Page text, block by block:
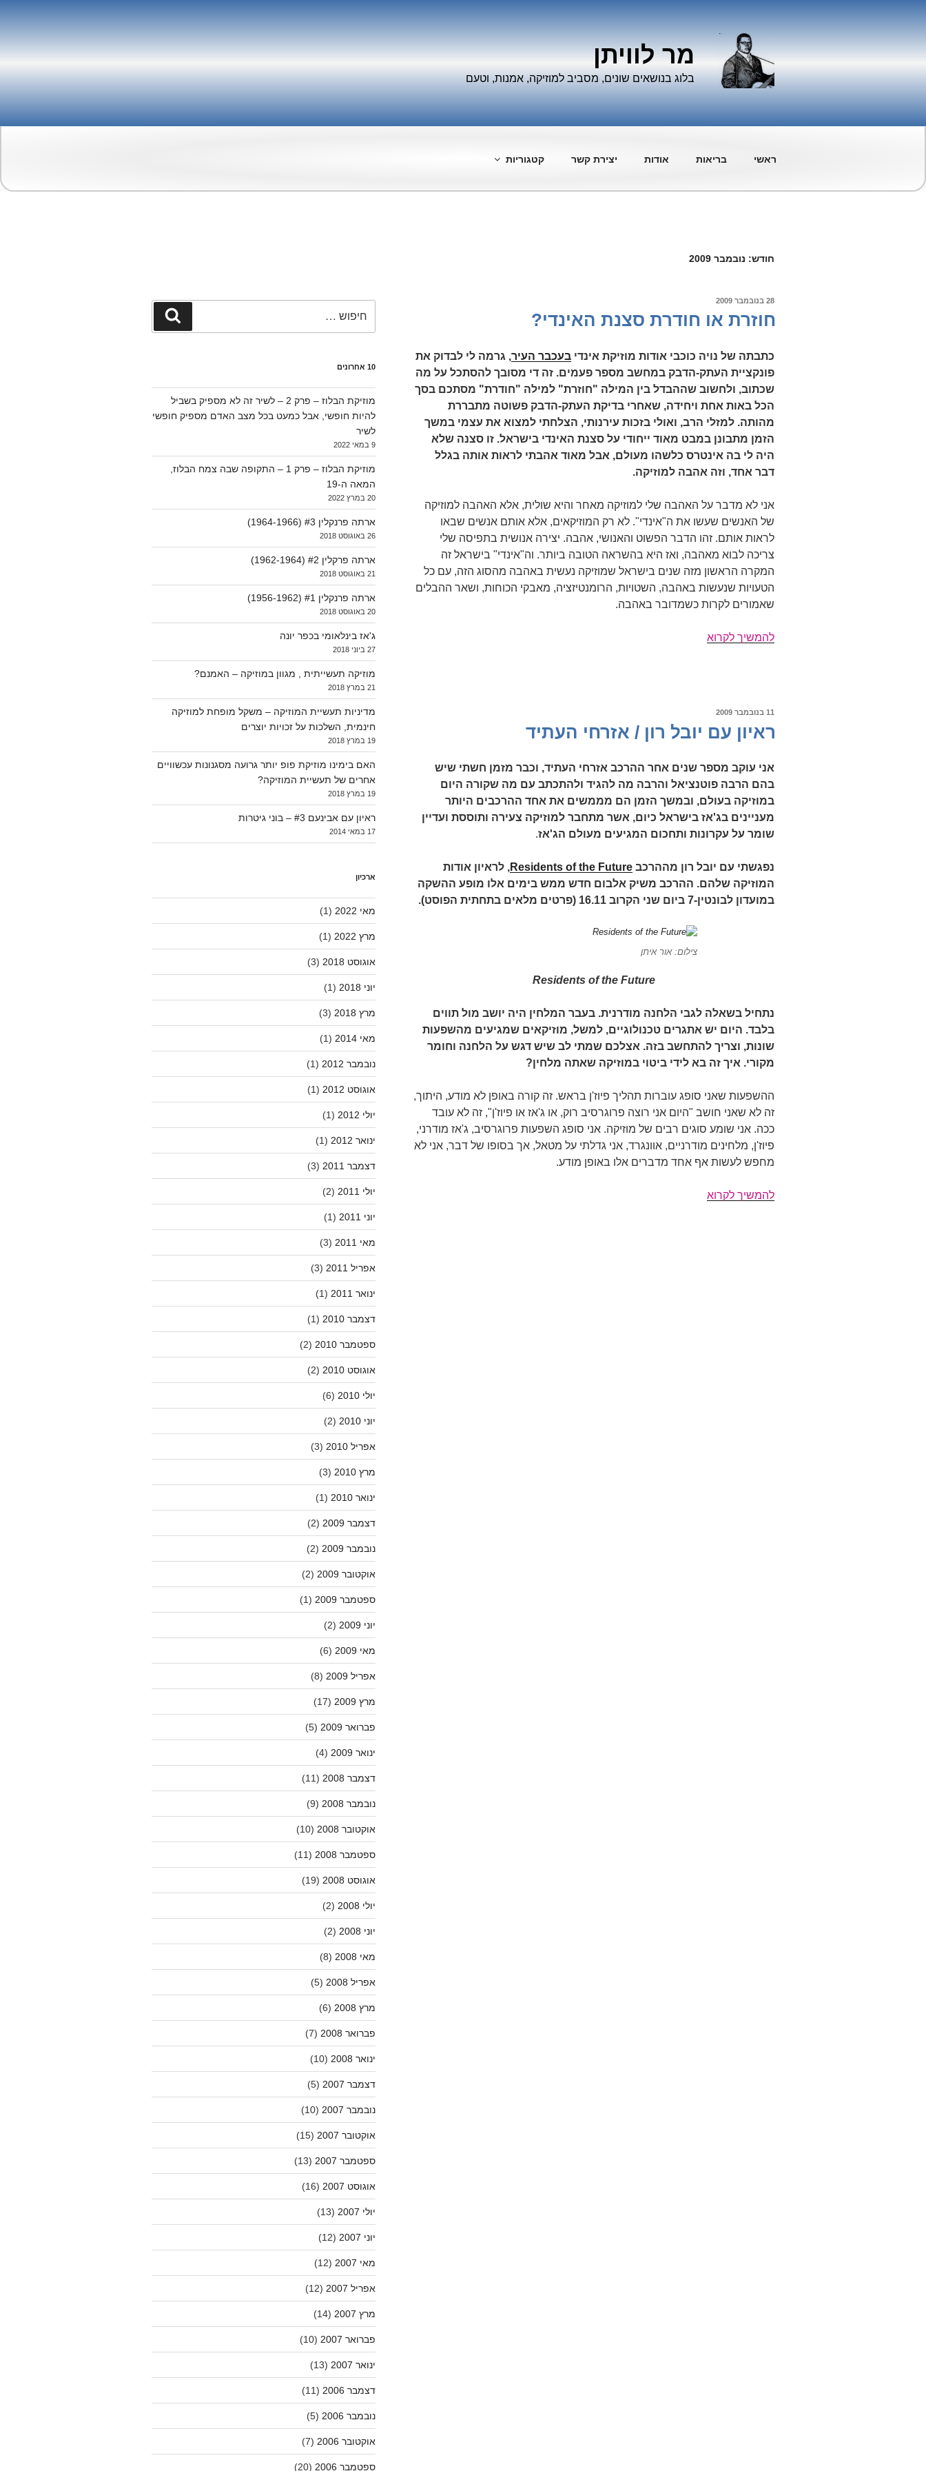
מר לוויתן
בלוג בנושאים שונים, מסביב למוזיקה, אמנות, וטעם
ראשי בריאות אודות יצירת קשר קטגוריות
חודש: נובמבר 2009
פורסם
28 בנובמבר 2009
חוזרת או חודרת סצנת האינדי?
כתבתה של נויה כוכבי אודות מוזיקת אינדי בעכבר העיר, גרמה לי לבדוק את
פונקציית העתק-הדבק במחשב מספר פעמים. זה די מסובך להסתכל על מה
שכתוב, ולחשוב שההבדל בין המילה "חוזרת" למילה "חודרת" מסתכם בסך
הכל באות אחת ויחידה, שאחרי בדיקת העתק-הדבק פשוטה מתבררת
מהותה. למזלי הרב, ואולי בזכות עירנותי, הצלחתי למצוא את עצמי במשך
הזמן מתבונן במבט מאוד ייחודי על סצנת האינדי בישראל. זו סצנה שלא
היה לי בה אינטרס כלשהו מעולם, אבל מאוד אהבתי לראות אותה בגלל
דבר אחד, וזה אהבה למוזיקה.
אני לא מדבר על האהבה שלי למוזיקה מאחר והיא שולית, אלא האהבה למוזיקה
של האנשים שעשו את ה"אינדי". לא רק המוזיקאים, אלא אותם אנשים שבאו
לראות אותם. זהו הדבר הפשוט והאנושי, אהבה. יצירה אנושית בתפיסה שלי
צריכה לבוא מאהבה, ואז היא בהשראה הטובה ביותר. וה"אינדי" בישראל זה
המקרה הראשון מזה שנים בישראל שמוזיקה נעשית באהבה מהסוג הזה, עם כל
הטעויות שנעשות באהבה, השטויות, הרומנטיזציה, מאבקי הכוחות, ושאר ההבלים
שאמורים לקרות כשמדובר באהבה.
להמשיך לקרוא
פורסם
11 בנובמבר 2009
ראיון עם יובל רון / אזרחי העתיד
אני עוקב מספר שנים אחר ההרכב אזרחי העתיד, וכבר מזמן חשתי שיש
בהם הרבה פוטנציאל והרבה מה להגיד ולהתכתב עם מה שקורה היום
במוזיקה בעולם, ובמשך הזמן הם מממשים את אחד ההרכבים היותר
מעניינים בג'אז בישראל כיום, אשר מתחבר למוזיקה צעירה ותוססת ועדיין
שומר על עקרונות ותחכום המגיעים מעולם הג'אז.
נפגשתי עם יובל רון מההרכב Residents of the Future, לראיון אודות
המוזיקה שלהם. ההרכב משיק אלבום חדש ממש בימים אלו מופע ההשקה
במועדון לבונטין-7 ביום שני הקרוב 16.11 (פרטים מלאים בתחתית הפוסט).
צילום: אור איתן
Residents of the Future
נתחיל בשאלה לגבי הלחנה מודרנית. בעבר המלחין היה יושב מול תווים
בלבד. היום יש אתגרים טכנולוגיים, למשל, מוזיקאים שמגיעים מהשפעות
שונות, וצריך להתחשב בזה. אצלכם שמתי לב שיש דגש על הלחנה וחומר
מקורי. איך זה בא לידי ביטוי במוזיקה שאתה מלחין?
ההשפעות שאני סופג עוברות תהליך פיוז'ן בראש. זה קורה באופן לא מודע, היתוך,
זה לא שאני חושב "היום אני רוצה פרוגרסיב רוק, או ג'אז או פיוז'ן", זה לא עובד
ככה. אני שומע סוגים רבים של מוזיקה. אני סופג השפעות פרוגרסיב, ג'אז מודרני,
פיוז'ן, מלחינים מודרניים, אוונגרד, אני גדלתי על מטאל, אך בסופו של דבר, אני לא
מחפש לעשות אף אחד מדברים אלו באופן מודע.
להמשיך לקרוא
חיפוש
10 אחרונים
מוזיקת הבלוז – פרק 2 – לשיר זה לא מספיק בשביל
להיות חופשי, אבל כמעט בכל מצב האדם מספיק חופשי
לשיר
9 במאי 2022
מוזיקת הבלוז – פרק 1 – התקופה שבה צמח הבלוז,
המאה ה-19
20 במרץ 2022
ארתה פרנקלין #3 (1964-1966)
26 באוגוסט 2018
ארתה פרקלין #2 (1962-1964)
21 באוגוסט 2018
ארתה פרנקלין #1 (1956-1962)
20 באוגוסט 2018
ג'אז בינלאומי בכפר יונה
27 ביוני 2018
מוזיקה תעשייתית , מגוון במוזיקה – האמנם?
21 במרץ 2018
מדיניות תעשיית המוזיקה – משקל מופחת למוזיקה
חינמית, השלכות על זכויות יוצרים
19 במרץ 2018
האם בימינו מוזיקת פופ יותר גרועה מסגנונות עכשוויים
אחרים של תעשיית המוזיקה?
19 במרץ 2018
ראיון עם אבינעם #3 – בוני גיטרות
17 במאי 2014
ארכיון
מאי 2022 (1)
מרץ 2022 (1)
אוגוסט 2018 (3)
יוני 2018 (1)
מרץ 2018 (3)
מאי 2014 (1)
נובמבר 2012 (1)
אוגוסט 2012 (1)
יולי 2012 (1)
ינואר 2012 (1)
דצמבר 2011 (3)
יולי 2011 (2)
יוני 2011 (1)
מאי 2011 (3)
אפריל 2011 (3)
ינואר 2011 (1)
דצמבר 2010 (1)
ספטמבר 2010 (2)
אוגוסט 2010 (2)
יולי 2010 (6)
יוני 2010 (2)
אפריל 2010 (3)
מרץ 2010 (3)
ינואר 2010 (1)
דצמבר 2009 (2)
נובמבר 2009 (2)
אוקטובר 2009 (2)
ספטמבר 2009 (1)
יוני 2009 (2)
מאי 2009 (6)
אפריל 2009 (8)
מרץ 2009 (17)
פברואר 2009 (5)
ינואר 2009 (4)
דצמבר 2008 (11)
נובמבר 2008 (9)
אוקטובר 2008 (10)
ספטמבר 2008 (11)
אוגוסט 2008 (19)
יולי 2008 (2)
יוני 2008 (2)
מאי 2008 (8)
אפריל 2008 (5)
מרץ 2008 (6)
פברואר 2008 (7)
ינואר 2008 (10)
דצמבר 2007 (5)
נובמבר 2007 (10)
אוקטובר 2007 (15)
ספטמבר 2007 (13)
אוגוסט 2007 (16)
יולי 2007 (13)
יוני 2007 (12)
מאי 2007 (12)
אפריל 2007 (12)
מרץ 2007 (14)
פברואר 2007 (10)
ינואר 2007 (13)
דצמבר 2006 (11)
נובמבר 2006 (5)
אוקטובר 2006 (7)
ספטמבר 2006 (20)